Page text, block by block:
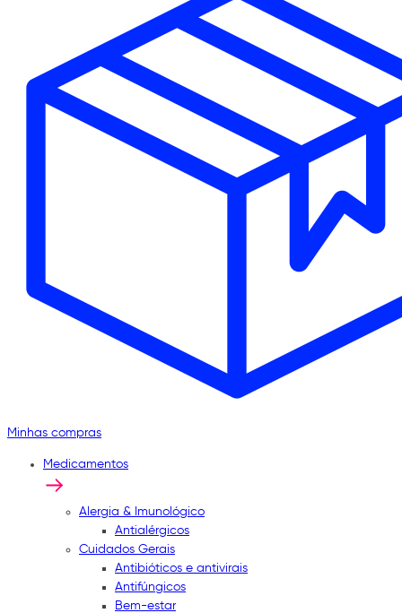
Minhas compras
Medicamentos
Alergia & Imunológico
Antialérgicos
Cuidados Gerais
Antibióticos e antivirais
Antifúngicos
Bem-estar